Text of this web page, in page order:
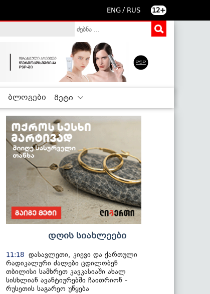
ENG / RUS 12+
ბლოგები მეტი
დღის სიახლეები
11:18 დასავლეთი, კიევი და ქართული
რადიკალური ძალები ცდილობენ
თბილისი სამხრეთ კავკასიაში ახალ
სისხლიან ავანტიურებში ჩაითრიონ -
რუსეთის საგარეო უწყება